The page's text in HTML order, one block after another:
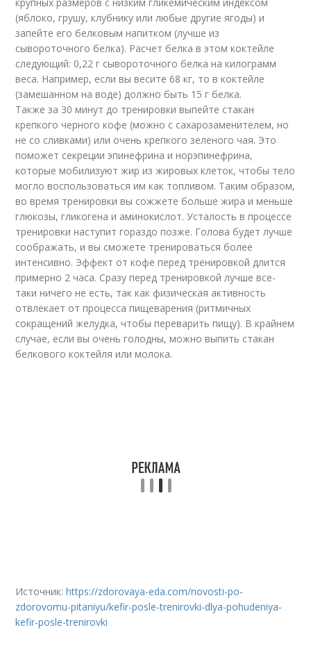
(яблоко, грушу, клубнику или любые другие ягоды) и
запейте его белковым напитком (лучше из
сывороточного белка). Расчет белка в этом коктейле
следующий: 0,22 г сывороточного белка на килограмм
веса. Например, если вы весите 68 кг, то в коктейле
(замешанном на воде) должно быть 15 г белка.
Также за 30 минут до тренировки выпейте стакан
крепкого черного кофе (можно с сахарозаменителем, но
не со сливками) или очень крепкого зеленого чая. Это
поможет секреции эпинефрина и норэпинефрина,
которые мобилизуют жир из жировых клеток, чтобы тело
могло воспользоваться им как топливом. Таким образом,
во время тренировки вы сожжете больше жира и меньше
глюкозы, гликогена и аминокислот. Усталость в процессе
тренировки наступит гораздо позже. Голова будет лучше
соображать, и вы сможете тренироваться более
интенсивно. Эффект от кофе перед тренировкой длится
примерно 2 часа. Сразу перед тренировкой лучше все-
таки ничего не есть, так как физическая активность
отвлекает от процесса пищеварения (ритмичных
сокращений желудка, чтобы переварить пищу). В крайнем
случае, если вы очень голодны, можно выпить стакан
белкового коктейля или молока.
Источник:https://zdorovaya-eda.com/novosti-po-
zdorovomu-pitaniyu/kefir-posle-trenirovki-dlya-pohudeniya-
kefir-posle-trenirovki